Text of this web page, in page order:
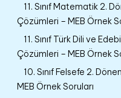
11. Sınıf Matematik 2.
Çözümleri – MEB Örnek
11. Sınıf Türk Dili ve
Çözümleri – MEB Örnek
10. Sınıf Felsefe 2.
MEB Örnek Soruları